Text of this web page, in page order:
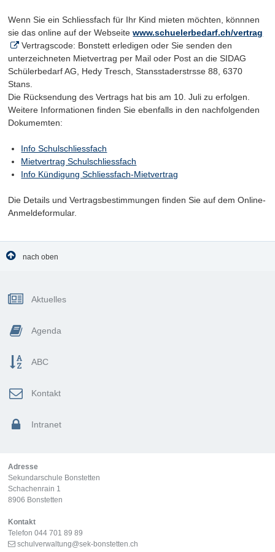
Wenn Sie ein Schliessfach für Ihr Kind mieten möchten, könnnen
sie das online auf der Webseitewww.schuelerbedarf.ch/vertrag
Vertragscode: Bonstett erledigen oder Sie senden den
unterzeichneten Mietvertrag per Mail oder Post an die SIDAG
Schülerbedarf AG, Hedy Tresch, Stansstaderstrsse 88, 6370
Stans.
Die Rücksendung des Vertrags hat bis am 10. Juli zu erfolgen.
Weitere Informationen finden Sie ebenfalls in den nachfolgenden
Dokumemten:
Info Schulschliessfach
Mietvertrag Schulschliessfach
Info Kündigung Schliessfach-Mietvertrag
Die Details und Vertragsbestimmungen finden Sie auf dem Online-
Anmeldeformular.
nach oben
Sidebar
Aktuelles
Agenda
ABC
Kontakt
Intranet
Adresse
Sekundarschule Bonstetten
Schachenrain 1
8906 Bonstetten
Kontakt
Telefon 044 701 89 89
schulverwaltung@sek-bonstetten.ch